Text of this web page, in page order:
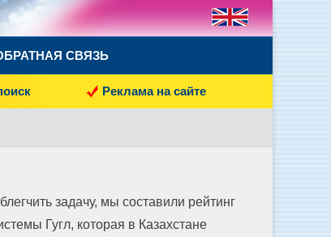
СВЯЗЬ
Реклама на сайте
задачу, мы составили рейтинг
Гугл, которая в Казахстане